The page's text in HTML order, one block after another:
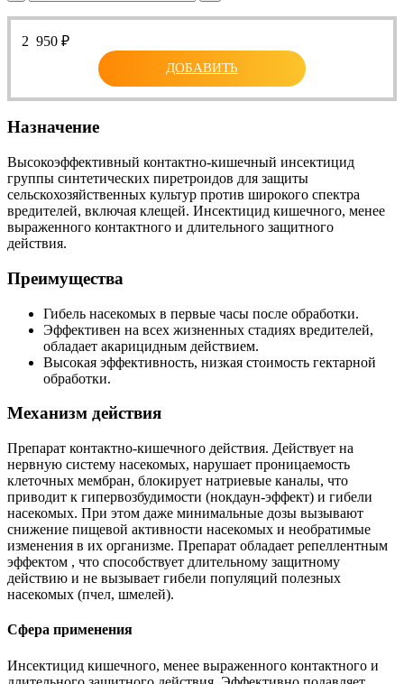
2 950 ₽
ДОБАВИТЬ
Назначение
Высокоэффективный контактно-кишечный инсектицид
группы синтетических пиретроидов для защиты
сельскохозяйственных культур против широкого спектра
вредителей, включая клещей. Инсектицид кишечного, менее
выраженного контактного и длительного защитного
действия.
Преимущества
Гибель насекомых в первые часы после обработки.
Эффективен на всех жизненных стадиях вредителей,
обладает акарицидным действием.
Высокая эффективность, низкая стоимость гектарной
обработки.
Механизм действия
Препарат контактно-кишечного действия. Действует на
нервную систему насекомых, нарушает проницаемость
клеточных мембран, блокирует натриевые каналы, что
приводит к гипервозбудимости (нокдаун-эффект) и гибели
насекомых. При этом даже минимальные дозы вызывают
снижение пищевой активности насекомых и необратимые
изменения в их организме. Препарат обладает репеллентным
эффектом , что способствует длительному защитному
действию и не вызывает гибели популяций полезных
насекомых (пчел, шмелей).
Сфера применения
Инсектицид кишечного, менее выраженного контактного и